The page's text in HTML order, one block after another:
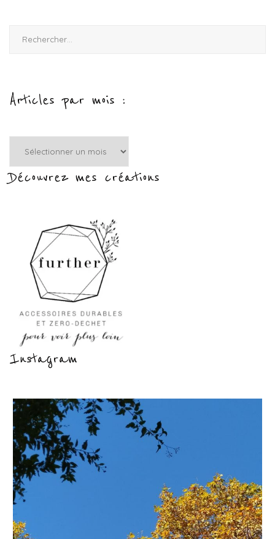
Articles par mois :
:Découvrez mes créations
Instagram